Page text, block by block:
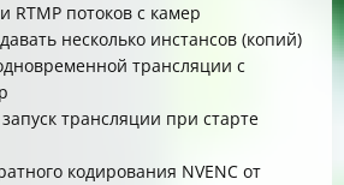
RTMP потоков с камер
несколько инстансов (копий)
трансляции с
трансляции при старте
кодирования NVENC от